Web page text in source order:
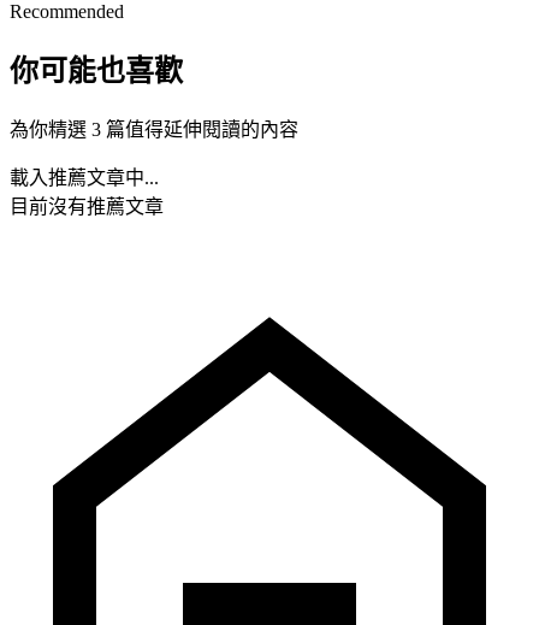
Recommended
你可能也喜歡
為你精選 3 篇值得延伸閱讀的內容
載入推薦文章中...
目前沒有推薦文章